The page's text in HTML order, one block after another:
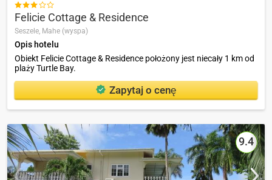

Felicie Cottage & Residence
Seszele, Mahe (wyspa)
Opis hotelu
Obiekt Felicie Cottage & Residence położony jest niecały 1 km od
plaży Turtle Bay.
Zapytaj o cenę
9.4